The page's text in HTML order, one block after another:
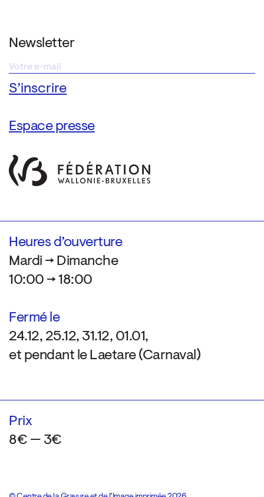
Newsletter
Espace presse
Heures d’ouverture
Mardi → Dimanche
10:00 → 18:00
Fermé le
24.12, 25.12, 31.12, 01.01,
et pendant le Laetare (Carnaval)
Prix
8€ — 3€